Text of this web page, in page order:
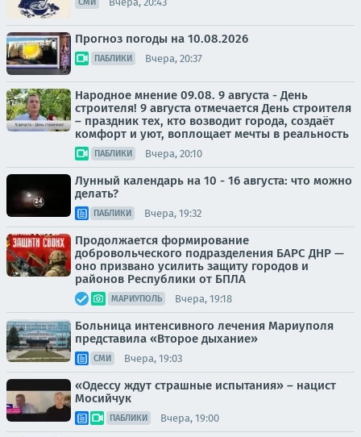
Прогноз погоды на 10.08.2026
ПАБЛИКИ Вчера, 20:37
Народное мнение 09.08. 9 августа - День
строителя! 9 августа отмечается День строителя
– праздник тех, кто возводит города, создаёт
комфорт и уют, воплощает мечты в реальность
ПАБЛИКИ Вчера, 20:10
Лунный календарь на 10 - 16 августа: что можно
делать?
ПАБЛИКИ Вчера, 19:32
Продолжается формирование
добровольческого подразделения БАРС ДНР —
оно призвано усилить защиту городов и
районов Республики от БПЛА
МАРИУПОЛЬ Вчера, 19:18
Больница интенсивного лечения Мариуполя
представила «Второе дыхание»
СМИ Вчера, 19:03
«Одессу ждут страшные испытания» – нацист
Мосийчук
ПАБЛИКИ Вчера, 19:00